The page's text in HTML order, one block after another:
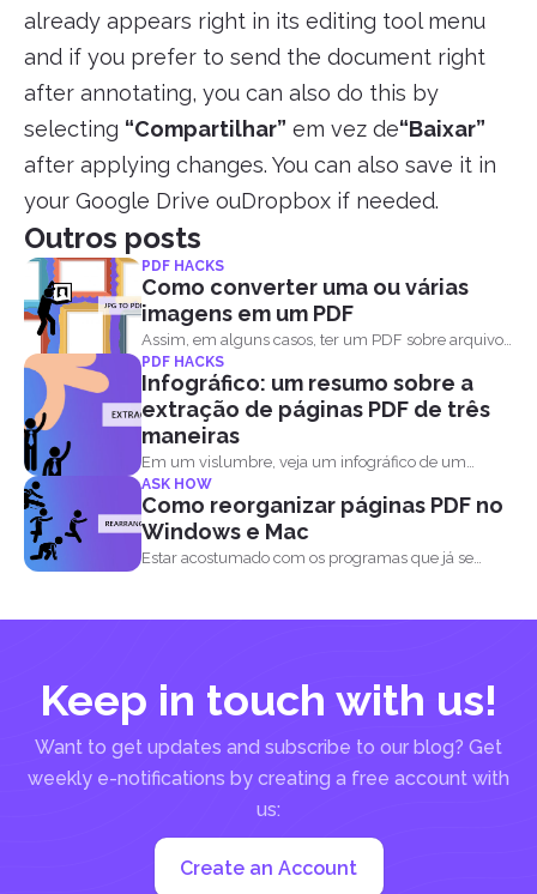
already appears right in its editing tool menu
and if you prefer to send the document right
after annotating, you can also do this by
selecting “Compartilhar” em vez de“Baixar”
after applying changes. You can also save it in
your Google Drive ouDropbox if needed.
Outros posts
PDF HACKS
Como converter uma ou várias
imagens em um PDF
Assim, em alguns casos, ter um PDF sobre arquivos
de...
PDF HACKS
Infográfico: um resumo sobre a
extração de páginas PDF de três
maneiras
Em um vislumbre, veja um infográfico de um
pager...
ASK HOW
Como reorganizar páginas PDF no
Windows e Mac
Estar acostumado com os programas que já se
Keep in touch with us!
Want to get updates and subscribe to our blog? Get
weekly e-notifications by creating a free account with
us:
Create an Account